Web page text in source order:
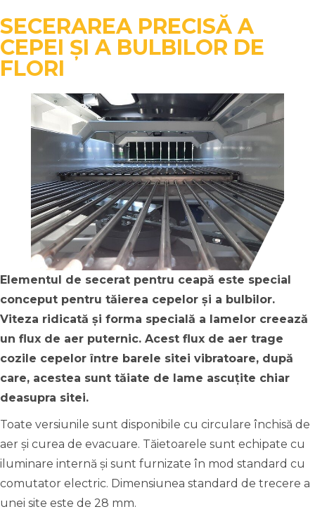
SECERAREA PRECISĂ A
CEPEI ȘI A BULBILOR DE
FLORI
Elementul de secerat pentru ceapă este special
conceput pentru tăierea cepelor și a bulbilor.
Viteza ridicată și forma specială a lamelor creează
un flux de aer puternic. Acest flux de aer trage
cozile cepelor între barele sitei vibratoare, după
care, acestea sunt tăiate de lame ascuțite chiar
deasupra sitei.
Toate versiunile sunt disponibile cu circulare închisă de
aer și curea de evacuare. Tăietoarele sunt echipate cu
iluminare internă și sunt furnizate în mod standard cu
comutator electric. Dimensiunea standard de trecere a
unei site este de 28 mm.